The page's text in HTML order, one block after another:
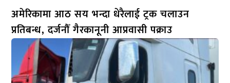
अमेरिकामा आठ सय भन्दा धेरैलाई ट्रक चलाउन
प्रतिबन्ध, दर्जनौँ गैरकानूनी आप्रवासी पक्राउ